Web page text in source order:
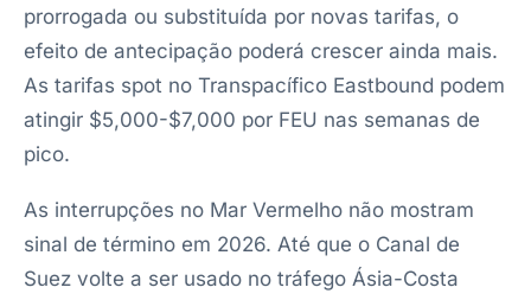
prorrogada ou substituída por novas tarifas, o
efeito de antecipação poderá crescer ainda mais.
As tarifas spot no Transpacífico Eastbound podem
atingir $5,000-$7,000 por FEU nas semanas de
pico.
As interrupções no Mar Vermelho não mostram
sinal de término em 2026. Até que o Canal de
Suez volte a ser usado no tráfego Ásia-Costa